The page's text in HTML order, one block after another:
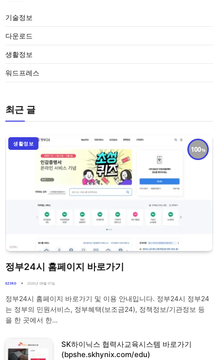
기술정보
다운로드
생활정보
워드프레스
최근 글
100
생활정보
정부24시 홈페이지 바로가기
EZIRO 2026년 08월 07일
정부24시 홈페이지 바로가기 및 이용 안내입니다. 정부24시 정부24
는 정부의 민원서비스, 정부혜택(보조금24), 정책정보/기관정보 등
을 한 곳에서 한…
SK하이닉스 협력사교육시스템 바로가기
(bpshe.skhynix.com/edu)